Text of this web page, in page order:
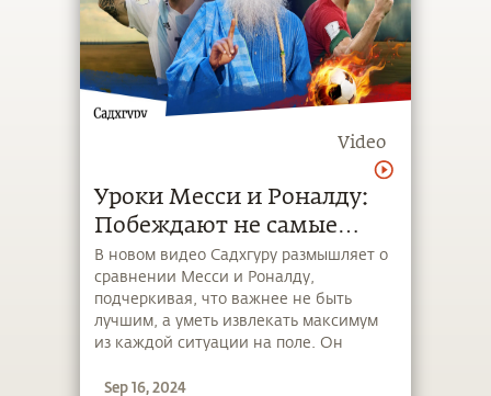
Video
Уроки Месси и Роналду:
Побеждают не самые
быстрые, а самые мудрые
В новом видео Садхгуру размышляет о
сравнении Месси и Роналду,
подчеркивая, что важнее не быть
лучшим, а уметь извлекать максимум
из каждой ситуации на поле. Он
обстоятельства влияют на игроков, и
Sep 16, 2024